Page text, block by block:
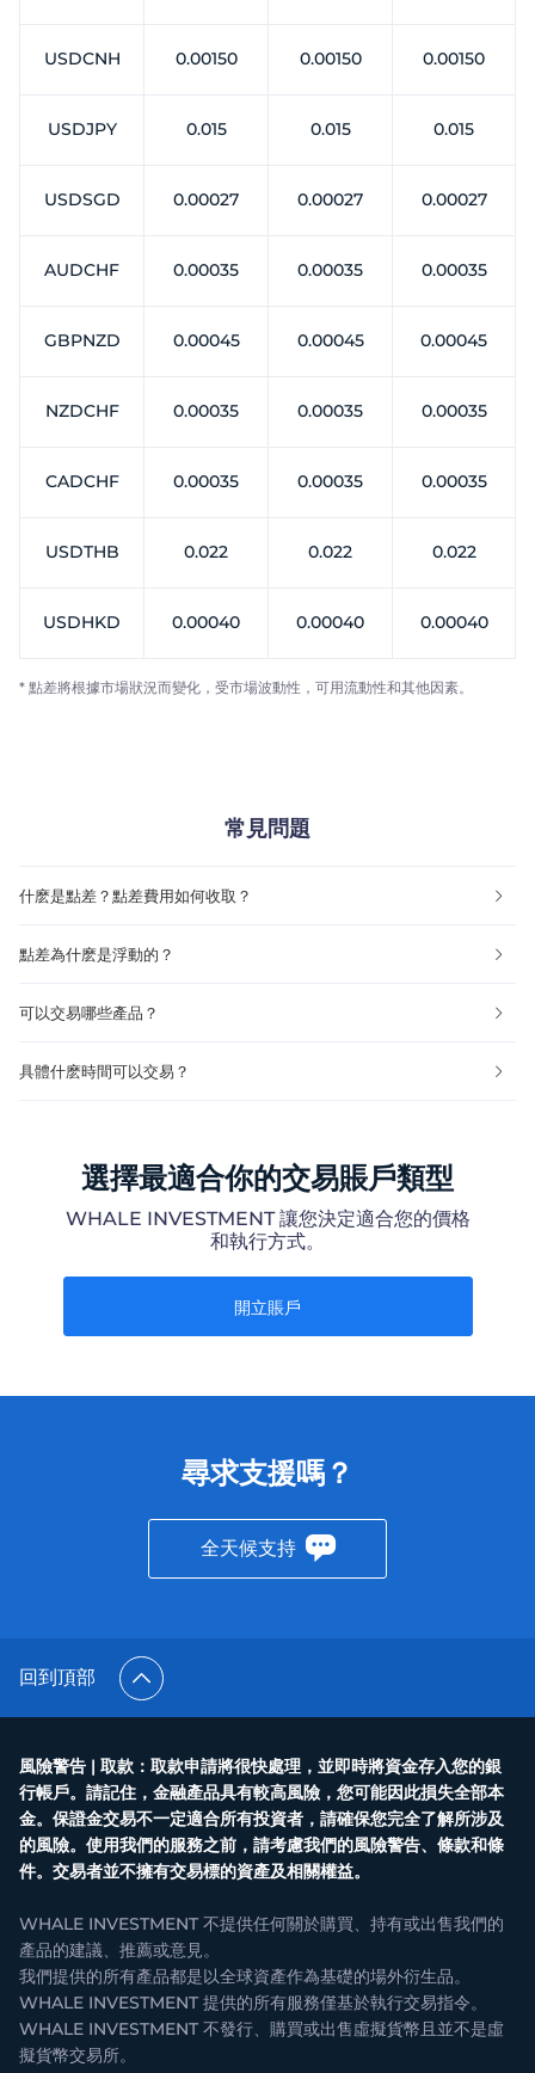
USDCNH 0.00150 0.00150 0.00150
USDJPY 0.015 0.015 0.015
USDSGD 0.00027 0.00027 0.00027
AUDCHF 0.00035 0.00035 0.00035
GBPNZD 0.00045 0.00045 0.00045
NZDCHF 0.00035 0.00035 0.00035
CADCHF 0.00035 0.00035 0.00035
USDTHB 0.022 0.022 0.022
USDHKD 0.00040 0.00040 0.00040
* 點差將根據市場狀況而變化，受市場波動性，可用流動性和其他因素。
常見問題
什麽是點差？點差費用如何收取？
點差為什麽是浮動的？
可以交易哪些產品？
具體什麽時間可以交易？
選擇最適合你的交易賬戶類型
WHALE INVESTMENT 讓您決定適合您的價格
和執行方式。
開立賬戶
尋求支援嗎？
全天候支持
回到頂部
風險警告 | 取款：取款申請將很快處理，並即時將資金存入您的銀
行帳戶。請記住，金融產品具有較高風險，您可能因此損失全部本
金。保證金交易不一定適合所有投資者，請確保您完全了解所涉及
的風險。使用我們的服務之前，請考慮我們的風險警告、條款和條
件。交易者並不擁有交易標的資產及相關權益。
WHALE INVESTMENT 不提供任何關於購買、持有或出售我們的
產品的建議、推薦或意見。
我們提供的所有產品都是以全球資產作為基礎的場外衍生品。
WHALE INVESTMENT 提供的所有服務僅基於執行交易指令。
WHALE INVESTMENT 不發行、購買或出售虛擬貨幣且並不是虛
擬貨幣交易所。